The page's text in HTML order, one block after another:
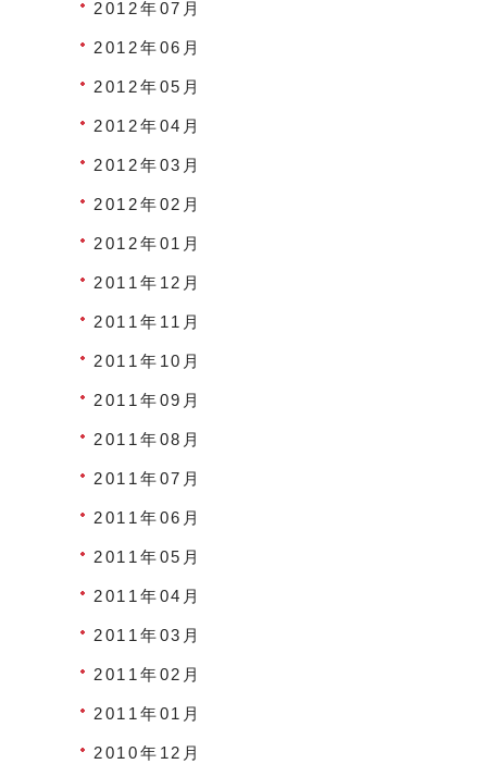
2012年07月
2012年06月
2012年05月
2012年04月
2012年03月
2012年02月
2012年01月
2011年12月
2011年11月
2011年10月
2011年09月
2011年08月
2011年07月
2011年06月
2011年05月
2011年04月
2011年03月
2011年02月
2011年01月
2010年12月